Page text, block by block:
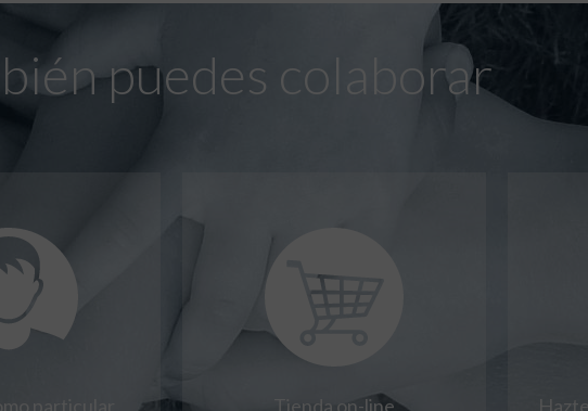
puedes colaborar
particular Tienda on-line